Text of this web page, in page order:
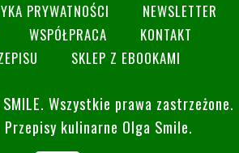
PRYWATNOŚCI
NEWSLETTER
WSPÓŁPRACA
KONTAKT
SKLEP Z EBOOKAMI
. Wszystkie prawa zastrzeżone.
kulinarne Olga Smile.